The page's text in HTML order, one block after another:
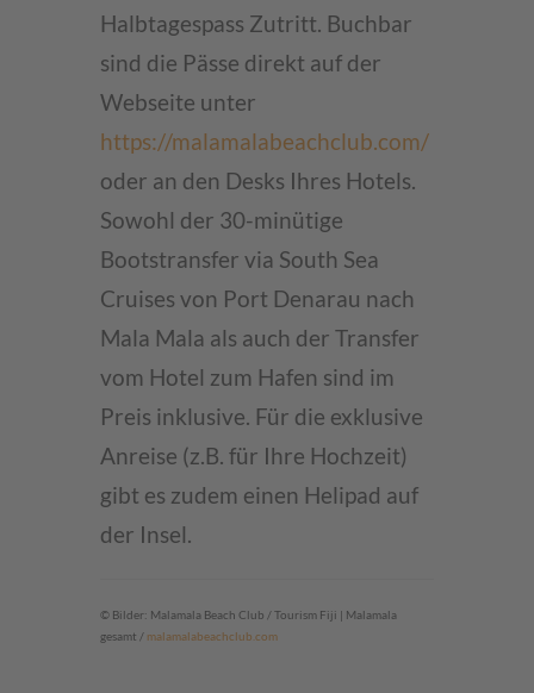
powered by
Usercentrics Consent
Management Platform
Halbtagespass Zutritt. Buchbar
sind die Pässe direkt auf der
Webseite unter
https://malamalabeachclub.com/
oder an den Desks Ihres Hotels.
Sowohl der 30-minütige
Bootstransfer via South Sea
Cruises von Port Denarau nach
Mala Mala als auch der Transfer
vom Hotel zum Hafen sind im
Preis inklusive. Für die exklusive
Anreise (z.B. für Ihre Hochzeit)
gibt es zudem einen Helipad auf
der Insel.
© Bilder: Malamala Beach Club / Tourism Fiji | Malamala
gesamt / malamalabeachclub.com